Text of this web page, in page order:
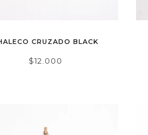
CRUZADO BLACK
$12.000